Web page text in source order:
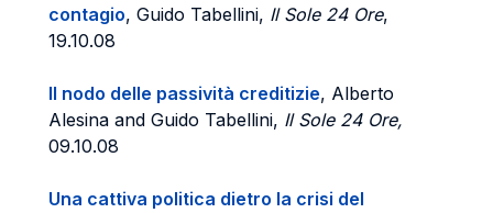
contagio, Guido Tabellini, Il Sole 24 Ore,
19.10.08
Il nodo delle passività creditizie, Alberto
Alesina and Guido Tabellini, Il Sole 24 Ore,
09.10.08
Una cattiva politica dietro la crisi del